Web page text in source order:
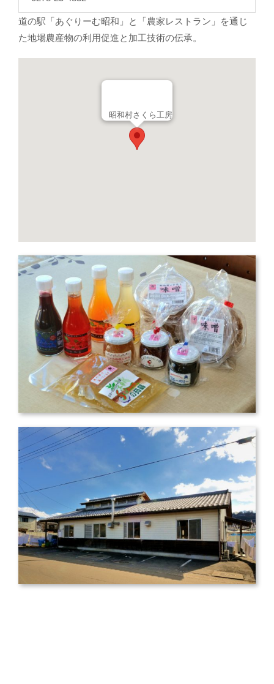
道の駅「あぐりーむ昭和」と「農家レストラン」を通じ
た地場農産物の利用促進と加工技術の伝承。
昭和村さくら工房